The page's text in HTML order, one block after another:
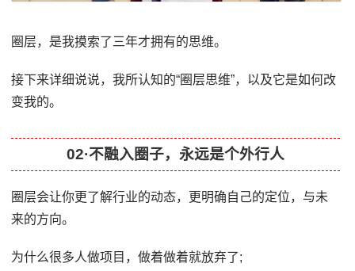
圈层，是我摸索了三年才拥有的思维。
接下来详细说说，我所认知的“圈层思维”，以及它是如何改
变我的。
02·不融入圈子，永远是个外行人
圈层会让你更了解行业的动态，更明确自己的定位，与未
来的方向。
为什么很多人做项目，做着做着就放弃了;